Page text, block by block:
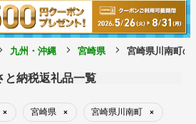
九州・沖縄 宮崎県 宮崎県川南町の
と納税返礼品一覧
× 宮崎県 × 宮崎県川南町 ×